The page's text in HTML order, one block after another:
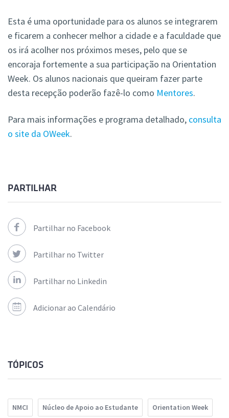
Esta é uma oportunidade para os alunos se integrarem
e ficarem a conhecer melhor a cidade e a faculdade que
os irá acolher nos próximos meses, pelo que se
encoraja fortemente a sua participação na Orientation
Week. Os alunos nacionais que queiram fazer parte
desta recepção poderão fazê-lo como Mentores.
Para mais informações e programa detalhado, consulta
o site da OWeek.
PARTILHAR
Partilhar no Facebook
Partilhar no Twitter
Partilhar no Linkedin
Adicionar ao Calendário
TÓPICOS
NMCI Núcleo de Apoio ao Estudante Orientation Week